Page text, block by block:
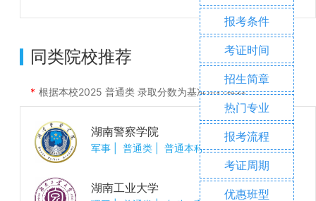
同类院校推荐
根据本校2025 普通类 录取分数为基准进行推荐
湖南警察学院
军事 普通类 普通本科
湖南工业大学
报考条件
考证时间
招生简章
热门专业
报考流程
考证周期
优惠班型